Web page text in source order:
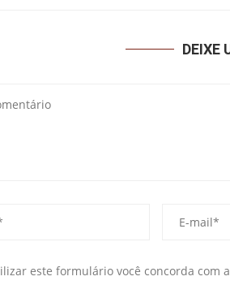
DEIXE
este formulário você concorda com a